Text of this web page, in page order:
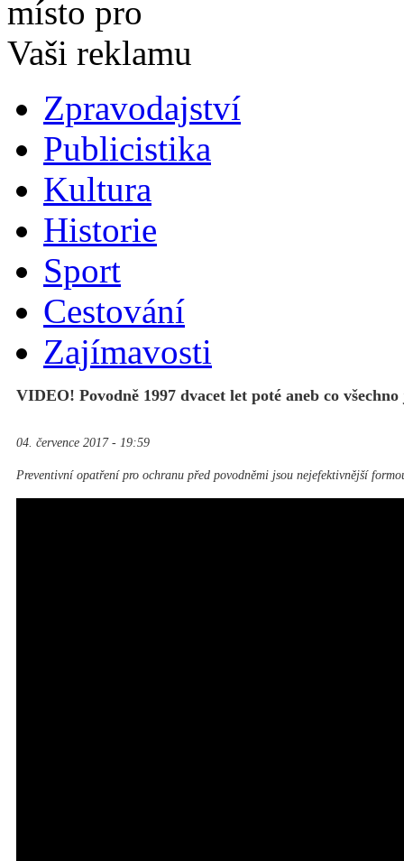
Zpravodajství
Publicistika
Kultura
Historie
Sport
Cestování
Zajímavosti
VIDEO! Povodně 1997 dvacet let poté aneb co
04. července 2017 - 19:59
Preventivní opatření pro ochranu před povodněmi jsou nejefektivnější